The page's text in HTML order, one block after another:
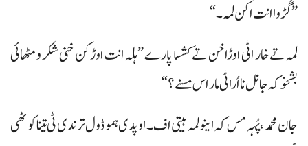
”گُڑ وا انت اکن لمہ۔“
لمہ تے خار اٹی اوڑاخن تے کشسا پارے ”ہلہ انت اوڑکن خنی شکر و مٹھائی
بشخو کہ جانل نا اُراٹی مار اس مسنے؟“
جان محمد، پُہہ مس کہ اینو لمہ ہیتی اف۔ اوپدی ہموڈول ترندی ٹی تینا کوٹھی